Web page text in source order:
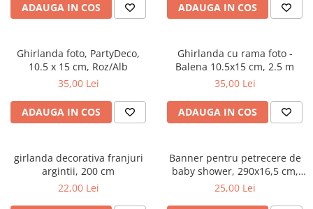
ADAUGA IN COS ADAUGA IN COS
Ghirlanda foto, PartyDeco,
10.5 x 15 cm, Roz/Alb
35,00 Lei
ADAUGA IN COS
Ghirlanda cu rama foto -
Balena 10.5x15 cm, 2.5 m
35,00 Lei
ADAUGA IN COS
girlanda decorativa franjuri
argintii, 200 cm
22,00 Lei
Banner pentru petrecere de
baby shower, 290x16,5 cm,
albastru deschis
25,00 Lei